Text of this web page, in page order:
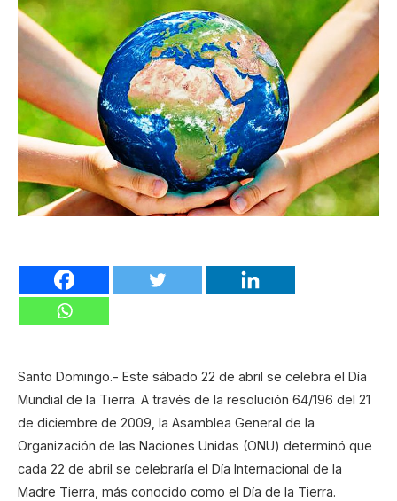
Santo Domingo.- Este sábado 22 de abril se celebra el Día
Mundial de la Tierra. A través de la resolución 64/196 del 21
de diciembre de 2009, la Asamblea General de la
Organización de las Naciones Unidas (ONU) determinó que
cada 22 de abril se celebraría el Día Internacional de la
Madre Tierra, más conocido como el Día de la Tierra.